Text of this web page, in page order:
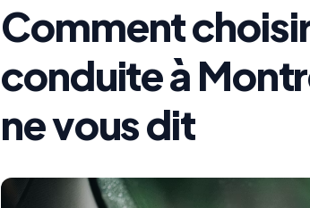
Comment
conduite à
ne vous dit